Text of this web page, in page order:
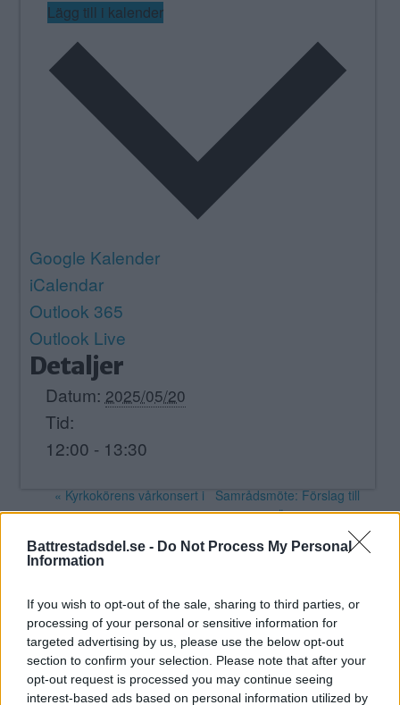
Battrestadsdel.se - Do Not Process My Personal
Information
If you wish to opt-out of the sale, sharing to third parties, or
processing of your personal or sensitive information for
targeted advertising by us, please use the below opt-out
section to confirm your selection. Please note that after your
opt-out request is processed you may continue seeing
interest-based ads based on personal information utilized by
Lägg till i kalender
Google Kalender
iCalendar
Outlook 365
Outlook Live
Detaljer
Datum: 2025/05/20
Tid:
12:00 - 13:30
« Kyrkokörens vårkonsert i
Skärholmens kyrka
Samrådsmöte: Förslag till
program för Älvsjödalen i
Stockholmsmässan»
Annons: